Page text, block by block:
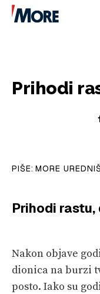
PLOVIDBA
VELIKE
PRETPLATA
Prihodi
PIŠE: MORE
Prihodi
Nakon objave
dionica na burzi
posto. Iako su